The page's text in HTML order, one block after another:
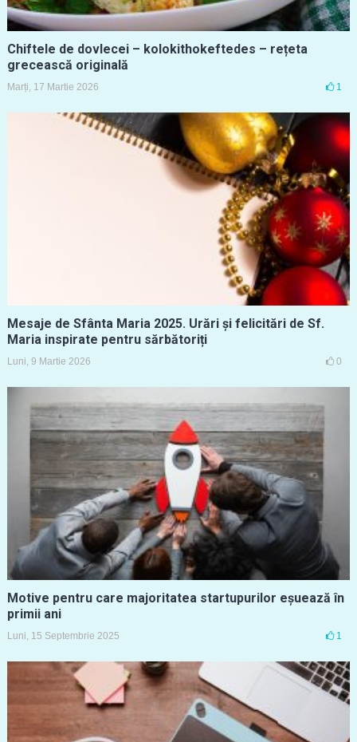
Chiftele de dovlecei – kolokithokeftedes – rețeta
grecească originală
Marți, 17 Martie 2026 1
Mesaje de Sfânta Maria 2025. Urări și felicitări de Sf.
Maria inspirate pentru sărbătoriți
Luni, 9 Martie 2026 0
Motive pentru care majoritatea startupurilor eșuează în
primii ani
Luni, 15 Septembrie 2025 1